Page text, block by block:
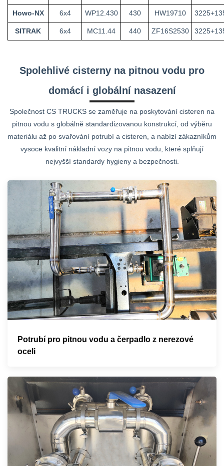
Howo-NX 6x4 WP12.430 430 HW19710
SITRAK 6x4 MC11.44 440 ZF16S2530
Spolehlivé cisterny na pitnou vodu pro
domácí i globální nasazení
Společnost CS TRUCKS se zaměřuje na poskytování cisteren na
pitnou vodu s globálně standardizovanou konstrukcí, od výběru
materiálu až po svařování potrubí a cisteren, a nabízí zákazníkům
vysoce kvalitní nákladní vozy na pitnou vodu, které splňují
nejvyšší standardy hygieny a bezpečnosti.
Potrubí pro pitnou vodu a čerpadlo z nerezové
oceli